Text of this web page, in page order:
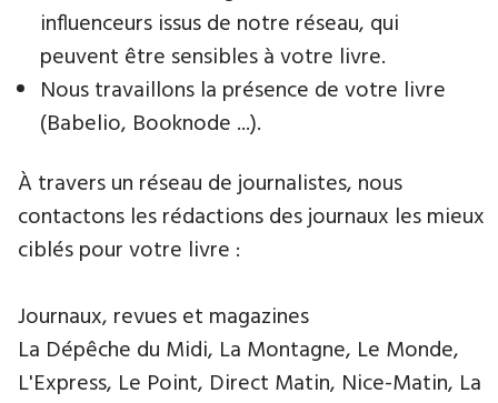
influenceurs issus de notre réseau, qui
peuvent être sensibles à votre livre.
Nous travaillons la présence de votre livre
(Babelio, Booknode ...).
À travers un réseau de journalistes, nous
contactons les rédactions des journaux les mieux
ciblés pour votre livre :
Journaux, revues et magazines
La Dépêche du Midi, La Montagne, Le Monde,
L'Express, Le Point, Direct Matin, Nice-Matin, La